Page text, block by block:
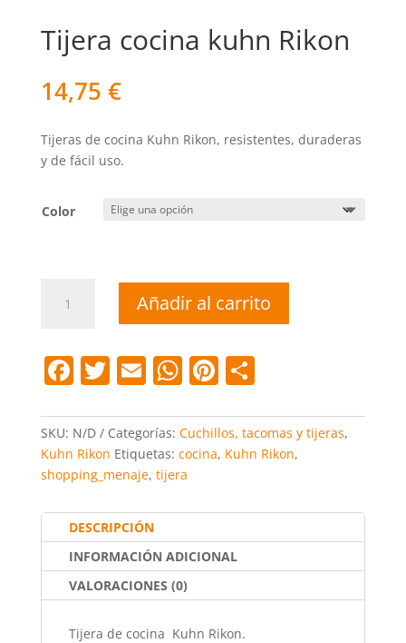
Tijera cocina kuhn Rikon
14,75 €
Tijeras de cocina Kuhn Rikon, resistentes, duraderas
y de fácil uso.
Color
cocina
cantidad
Añadir al carrito
F
c
e
b
o
o
k
T
itt
er
E
ai
l
W
at
s
A
p
p
Pi
er
e
C
m
p
tir
SKU: N/D Categorías: Cuchillos, tacomas y tijeras,
Kuhn Rikon Etiquetas: cocina, Kuhn Rikon,
shopping_menaje, tijera
DESCRIPCIÓN
INFORMACIÓN ADICIONAL
VALORACIONES (0)
Tijera de cocina Kuhn Rikon.